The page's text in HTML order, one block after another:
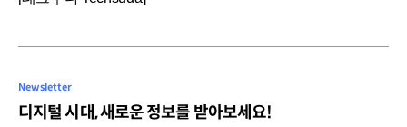
Newsletter
디지털 시대, 새로운 정보를 받아보세요!